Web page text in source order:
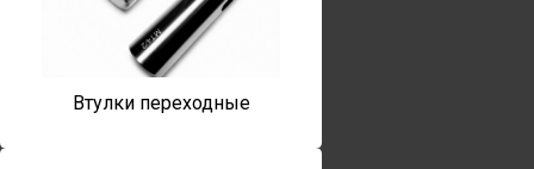
Втулки переходные